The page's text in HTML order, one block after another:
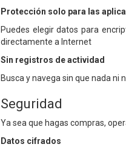
Protección solo para las
Puedes elegir datos para
directamente a Internet
Sin registros de actividad
Busca y navega sin que nada
Seguridad
Ya sea que hagas compras,
Datos cifrados